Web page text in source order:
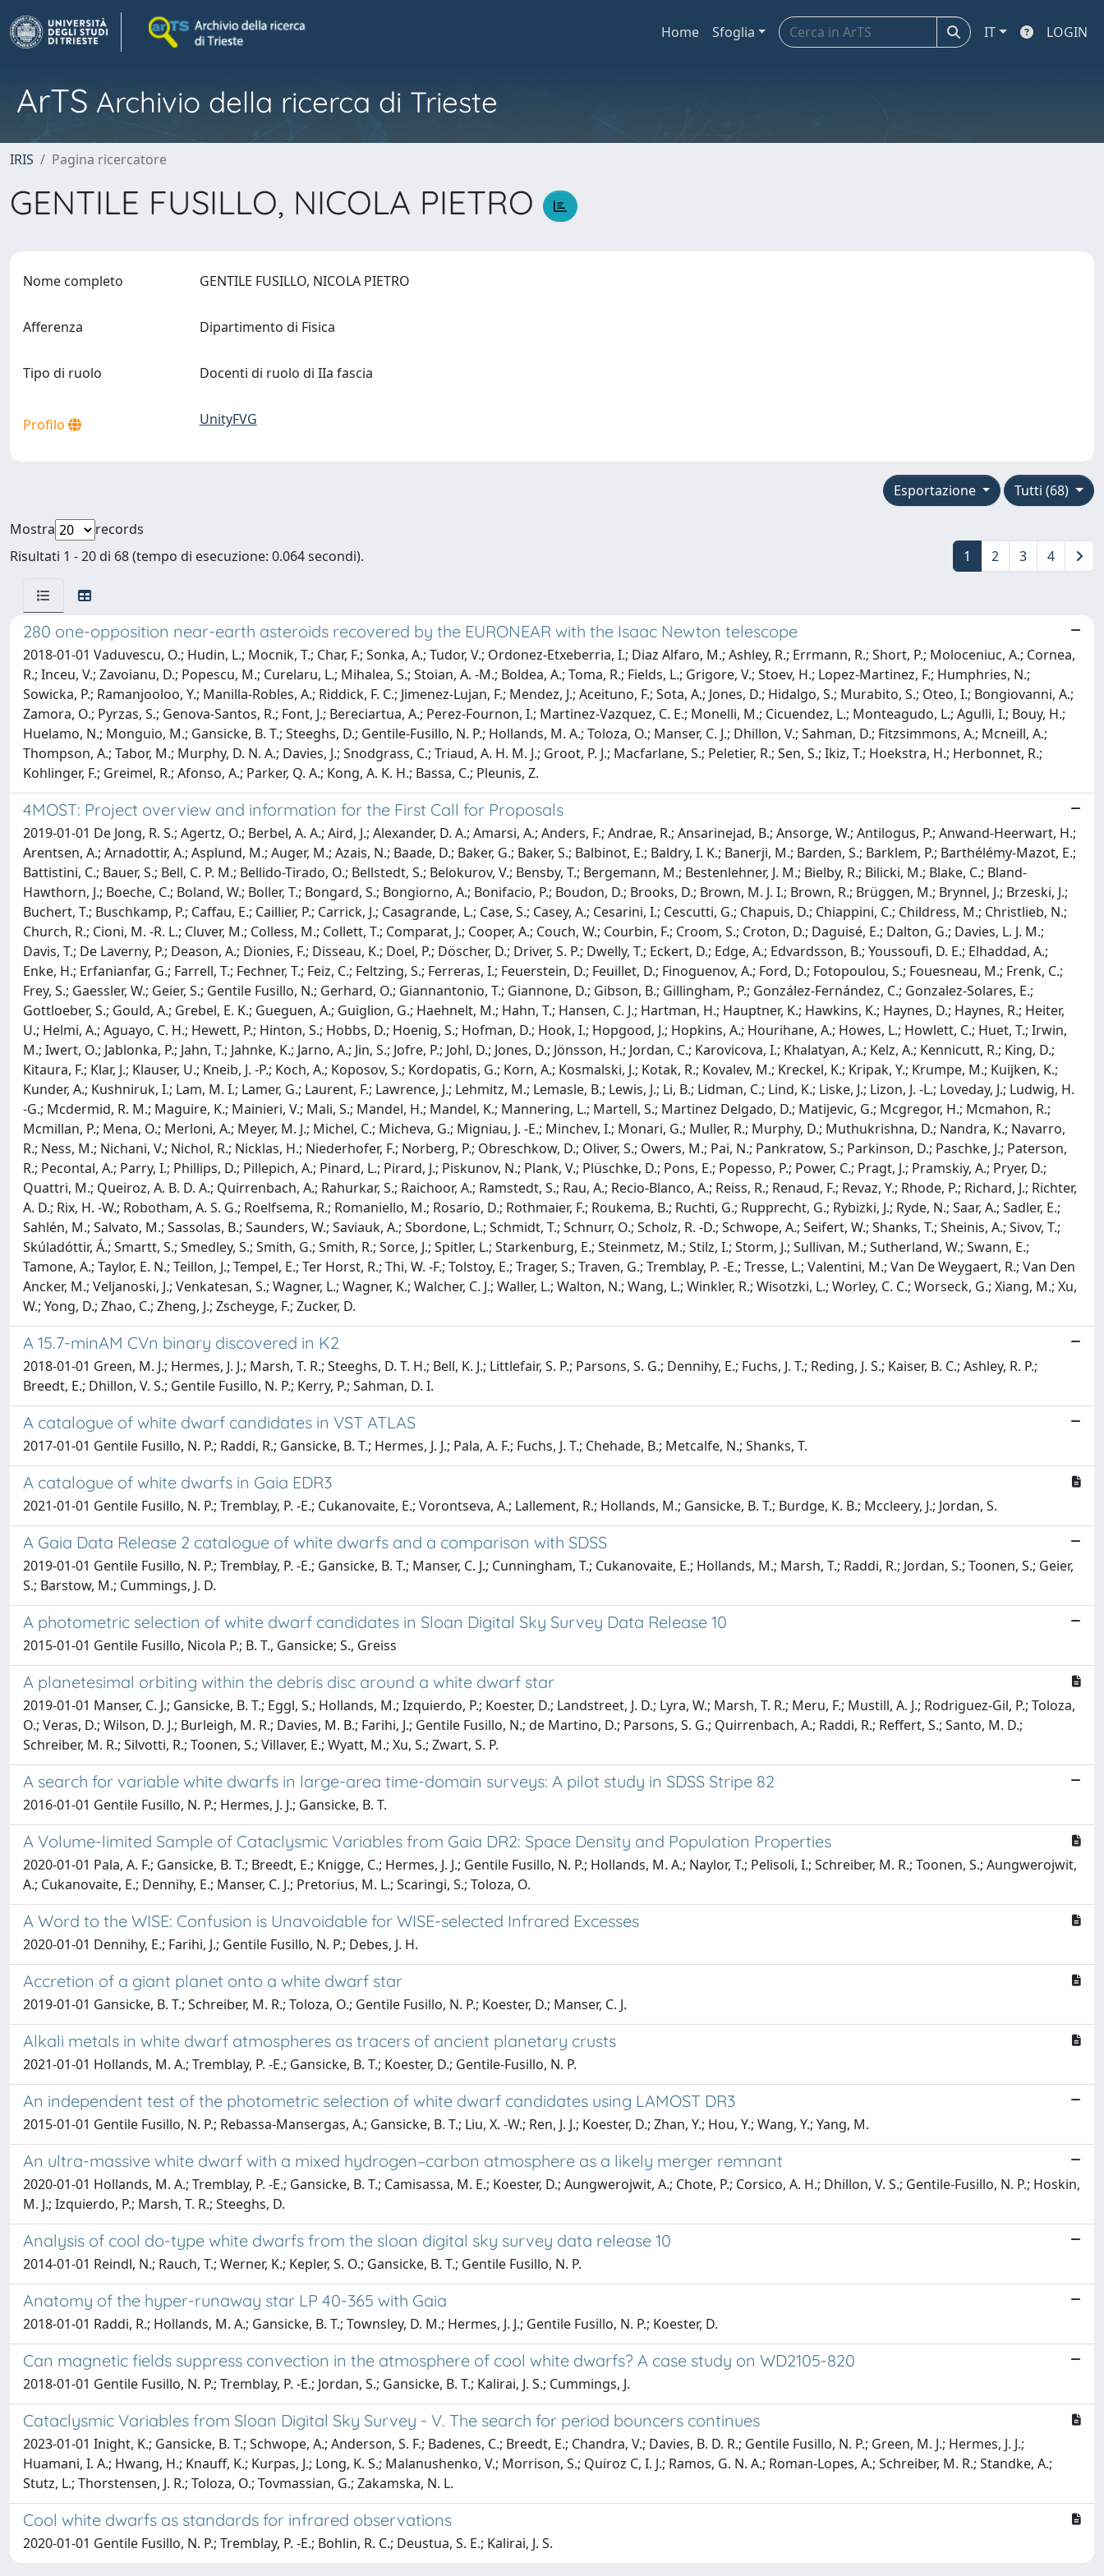
Home Sfoglia IT LOGIN
ArTS Archivio della ricerca di Trieste
IRIS Pagina ricercatore
GENTILE FUSILLO, NICOLA PIETRO
Nome completo GENTILE FUSILLO, NICOLA PIETRO
Afferenza Dipartimento di Fisica
Tipo di ruolo Docenti di ruolo di IIa fascia
Profilo UnityFVG
Tutti (68)
Esportazione
Mostra
records
Risultati 1 - 20 di 68 (tempo di esecuzione: 0.064 secondi).
1 2 3 4
280 one-opposition near-earth asteroids recovered by the EURONEAR with the Isaac Newton telescope
2018-01-01 Vaduvescu, O.; Hudin, L.; Mocnik, T.; Char, F.; Sonka, A.; Tudor, V.; Ordonez-Etxeberria, I.; Diaz Alfaro, M.; Ashley, R.; Errmann, R.; Short, P.; Moloceniuc, A.; Cornea,
R.; Inceu, V.; Zavoianu, D.; Popescu, M.; Curelaru, L.; Mihalea, S.; Stoian, A. -M.; Boldea, A.; Toma, R.; Fields, L.; Grigore, V.; Stoev, H.; Lopez-Martinez, F.; Humphries, N.;
Sowicka, P.; Ramanjooloo, Y.; Manilla-Robles, A.; Riddick, F. C.; Jimenez-Lujan, F.; Mendez, J.; Aceituno, F.; Sota, A.; Jones, D.; Hidalgo, S.; Murabito, S.; Oteo, I.; Bongiovanni, A.;
Zamora, O.; Pyrzas, S.; Genova-Santos, R.; Font, J.; Bereciartua, A.; Perez-Fournon, I.; Martinez-Vazquez, C. E.; Monelli, M.; Cicuendez, L.; Monteagudo, L.; Agulli, I.; Bouy, H.;
Huelamo, N.; Monguio, M.; Gansicke, B. T.; Steeghs, D.; Gentile-Fusillo, N. P.; Hollands, M. A.; Toloza, O.; Manser, C. J.; Dhillon, V.; Sahman, D.; Fitzsimmons, A.; Mcneill, A.;
Thompson, A.; Tabor, M.; Murphy, D. N. A.; Davies, J.; Snodgrass, C.; Triaud, A. H. M. J.; Groot, P. J.; Macfarlane, S.; Peletier, R.; Sen, S.; Ikiz, T.; Hoekstra, H.; Herbonnet, R.;
Kohlinger, F.; Greimel, R.; Afonso, A.; Parker, Q. A.; Kong, A. K. H.; Bassa, C.; Pleunis, Z.
4MOST: Project overview and information for the First Call for Proposals
2019-01-01 De Jong, R. S.; Agertz, O.; Berbel, A. A.; Aird, J.; Alexander, D. A.; Amarsi, A.; Anders, F.; Andrae, R.; Ansarinejad, B.; Ansorge, W.; Antilogus, P.; Anwand-Heerwart, H.;
Arentsen, A.; Arnadottir, A.; Asplund, M.; Auger, M.; Azais, N.; Baade, D.; Baker, G.; Baker, S.; Balbinot, E.; Baldry, I. K.; Banerji, M.; Barden, S.; Barklem, P.; Barthélémy-Mazot, E.;
Battistini, C.; Bauer, S.; Bell, C. P. M.; Bellido-Tirado, O.; Bellstedt, S.; Belokurov, V.; Bensby, T.; Bergemann, M.; Bestenlehner, J. M.; Bielby, R.; Bilicki, M.; Blake, C.; Bland-
Hawthorn, J.; Boeche, C.; Boland, W.; Boller, T.; Bongard, S.; Bongiorno, A.; Bonifacio, P.; Boudon, D.; Brooks, D.; Brown, M. J. I.; Brown, R.; Brüggen, M.; Brynnel, J.; Brzeski, J.;
Buchert, T.; Buschkamp, P.; Caffau, E.; Caillier, P.; Carrick, J.; Casagrande, L.; Case, S.; Casey, A.; Cesarini, I.; Cescutti, G.; Chapuis, D.; Chiappini, C.; Childress, M.; Christlieb, N.;
Church, R.; Cioni, M. -R. L.; Cluver, M.; Colless, M.; Collett, T.; Comparat, J.; Cooper, A.; Couch, W.; Courbin, F.; Croom, S.; Croton, D.; Daguisé, E.; Dalton, G.; Davies, L. J. M.;
Davis, T.; De Laverny, P.; Deason, A.; Dionies, F.; Disseau, K.; Doel, P.; Döscher, D.; Driver, S. P.; Dwelly, T.; Eckert, D.; Edge, A.; Edvardsson, B.; Youssoufi, D. E.; Elhaddad, A.;
Enke, H.; Erfanianfar, G.; Farrell, T.; Fechner, T.; Feiz, C.; Feltzing, S.; Ferreras, I.; Feuerstein, D.; Feuillet, D.; Finoguenov, A.; Ford, D.; Fotopoulou, S.; Fouesneau, M.; Frenk, C.;
Frey, S.; Gaessler, W.; Geier, S.; Gentile Fusillo, N.; Gerhard, O.; Giannantonio, T.; Giannone, D.; Gibson, B.; Gillingham, P.; González-Fernández, C.; Gonzalez-Solares, E.;
Gottloeber, S.; Gould, A.; Grebel, E. K.; Gueguen, A.; Guiglion, G.; Haehnelt, M.; Hahn, T.; Hansen, C. J.; Hartman, H.; Hauptner, K.; Hawkins, K.; Haynes, D.; Haynes, R.; Heiter,
U.; Helmi, A.; Aguayo, C. H.; Hewett, P.; Hinton, S.; Hobbs, D.; Hoenig, S.; Hofman, D.; Hook, I.; Hopgood, J.; Hopkins, A.; Hourihane, A.; Howes, L.; Howlett, C.; Huet, T.; Irwin,
M.; Iwert, O.; Jablonka, P.; Jahn, T.; Jahnke, K.; Jarno, A.; Jin, S.; Jofre, P.; Johl, D.; Jones, D.; Jönsson, H.; Jordan, C.; Karovicova, I.; Khalatyan, A.; Kelz, A.; Kennicutt, R.; King, D.;
Kitaura, F.; Klar, J.; Klauser, U.; Kneib, J. -P.; Koch, A.; Koposov, S.; Kordopatis, G.; Korn, A.; Kosmalski, J.; Kotak, R.; Kovalev, M.; Kreckel, K.; Kripak, Y.; Krumpe, M.; Kuijken, K.;
Kunder, A.; Kushniruk, I.; Lam, M. I.; Lamer, G.; Laurent, F.; Lawrence, J.; Lehmitz, M.; Lemasle, B.; Lewis, J.; Li, B.; Lidman, C.; Lind, K.; Liske, J.; Lizon, J. -L.; Loveday, J.; Ludwig, H.
-G.; Mcdermid, R. M.; Maguire, K.; Mainieri, V.; Mali, S.; Mandel, H.; Mandel, K.; Mannering, L.; Martell, S.; Martinez Delgado, D.; Matijevic, G.; Mcgregor, H.; Mcmahon, R.;
Mcmillan, P.; Mena, O.; Merloni, A.; Meyer, M. J.; Michel, C.; Micheva, G.; Migniau, J. -E.; Minchev, I.; Monari, G.; Muller, R.; Murphy, D.; Muthukrishna, D.; Nandra, K.; Navarro,
R.; Ness, M.; Nichani, V.; Nichol, R.; Nicklas, H.; Niederhofer, F.; Norberg, P.; Obreschkow, D.; Oliver, S.; Owers, M.; Pai, N.; Pankratow, S.; Parkinson, D.; Paschke, J.; Paterson,
R.; Pecontal, A.; Parry, I.; Phillips, D.; Pillepich, A.; Pinard, L.; Pirard, J.; Piskunov, N.; Plank, V.; Plüschke, D.; Pons, E.; Popesso, P.; Power, C.; Pragt, J.; Pramskiy, A.; Pryer, D.;
Quattri, M.; Queiroz, A. B. D. A.; Quirrenbach, A.; Rahurkar, S.; Raichoor, A.; Ramstedt, S.; Rau, A.; Recio-Blanco, A.; Reiss, R.; Renaud, F.; Revaz, Y.; Rhode, P.; Richard, J.; Richter,
A. D.; Rix, H. -W.; Robotham, A. S. G.; Roelfsema, R.; Romaniello, M.; Rosario, D.; Rothmaier, F.; Roukema, B.; Ruchti, G.; Rupprecht, G.; Rybizki, J.; Ryde, N.; Saar, A.; Sadler, E.;
Sahlén, M.; Salvato, M.; Sassolas, B.; Saunders, W.; Saviauk, A.; Sbordone, L.; Schmidt, T.; Schnurr, O.; Scholz, R. -D.; Schwope, A.; Seifert, W.; Shanks, T.; Sheinis, A.; Sivov, T.;
Skúladóttir, Á.; Smartt, S.; Smedley, S.; Smith, G.; Smith, R.; Sorce, J.; Spitler, L.; Starkenburg, E.; Steinmetz, M.; Stilz, I.; Storm, J.; Sullivan, M.; Sutherland, W.; Swann, E.;
Tamone, A.; Taylor, E. N.; Teillon, J.; Tempel, E.; Ter Horst, R.; Thi, W. -F.; Tolstoy, E.; Trager, S.; Traven, G.; Tremblay, P. -E.; Tresse, L.; Valentini, M.; Van De Weygaert, R.; Van Den
Ancker, M.; Veljanoski, J.; Venkatesan, S.; Wagner, L.; Wagner, K.; Walcher, C. J.; Waller, L.; Walton, N.; Wang, L.; Winkler, R.; Wisotzki, L.; Worley, C. C.; Worseck, G.; Xiang, M.; Xu,
W.; Yong, D.; Zhao, C.; Zheng, J.; Zscheyge, F.; Zucker, D.
A 15.7-minAM CVn binary discovered in K2
2018-01-01 Green, M. J.; Hermes, J. J.; Marsh, T. R.; Steeghs, D. T. H.; Bell, K. J.; Littlefair, S. P.; Parsons, S. G.; Dennihy, E.; Fuchs, J. T.; Reding, J. S.; Kaiser, B. C.; Ashley, R. P.;
Breedt, E.; Dhillon, V. S.; Gentile Fusillo, N. P.; Kerry, P.; Sahman, D. I.
A catalogue of white dwarf candidates in VST ATLAS
2017-01-01 Gentile Fusillo, N. P.; Raddi, R.; Gansicke, B. T.; Hermes, J. J.; Pala, A. F.; Fuchs, J. T.; Chehade, B.; Metcalfe, N.; Shanks, T.
A catalogue of white dwarfs in Gaia EDR3
2021-01-01 Gentile Fusillo, N. P.; Tremblay, P. -E.; Cukanovaite, E.; Vorontseva, A.; Lallement, R.; Hollands, M.; Gansicke, B. T.; Burdge, K. B.; Mccleery, J.; Jordan, S.
A Gaia Data Release 2 catalogue of white dwarfs and a comparison with SDSS
2019-01-01 Gentile Fusillo, N. P.; Tremblay, P. -E.; Gansicke, B. T.; Manser, C. J.; Cunningham, T.; Cukanovaite, E.; Hollands, M.; Marsh, T.; Raddi, R.; Jordan, S.; Toonen, S.; Geier,
S.; Barstow, M.; Cummings, J. D.
A photometric selection of white dwarf candidates in Sloan Digital Sky Survey Data Release 10
2015-01-01 Gentile Fusillo, Nicola P.; B. T., Gansicke; S., Greiss
A planetesimal orbiting within the debris disc around a white dwarf star
2019-01-01 Manser, C. J.; Gansicke, B. T.; Eggl, S.; Hollands, M.; Izquierdo, P.; Koester, D.; Landstreet, J. D.; Lyra, W.; Marsh, T. R.; Meru, F.; Mustill, A. J.; Rodriguez-Gil, P.; Toloza,
O.; Veras, D.; Wilson, D. J.; Burleigh, M. R.; Davies, M. B.; Farihi, J.; Gentile Fusillo, N.; de Martino, D.; Parsons, S. G.; Quirrenbach, A.; Raddi, R.; Reffert, S.; Santo, M. D.;
Schreiber, M. R.; Silvotti, R.; Toonen, S.; Villaver, E.; Wyatt, M.; Xu, S.; Zwart, S. P.
A search for variable white dwarfs in large-area time-domain surveys: A pilot study in SDSS Stripe 82
2016-01-01 Gentile Fusillo, N. P.; Hermes, J. J.; Gansicke, B. T.
A Volume-limited Sample of Cataclysmic Variables from Gaia DR2: Space Density and Population Properties
2020-01-01 Pala, A. F.; Gansicke, B. T.; Breedt, E.; Knigge, C.; Hermes, J. J.; Gentile Fusillo, N. P.; Hollands, M. A.; Naylor, T.; Pelisoli, I.; Schreiber, M. R.; Toonen, S.; Aungwerojwit,
A.; Cukanovaite, E.; Dennihy, E.; Manser, C. J.; Pretorius, M. L.; Scaringi, S.; Toloza, O.
A Word to the WISE: Confusion is Unavoidable for WISE-selected Infrared Excesses
2020-01-01 Dennihy, E.; Farihi, J.; Gentile Fusillo, N. P.; Debes, J. H.
Accretion of a giant planet onto a white dwarf star
2019-01-01 Gansicke, B. T.; Schreiber, M. R.; Toloza, O.; Gentile Fusillo, N. P.; Koester, D.; Manser, C. J.
Alkali metals in white dwarf atmospheres as tracers of ancient planetary crusts
2021-01-01 Hollands, M. A.; Tremblay, P. -E.; Gansicke, B. T.; Koester, D.; Gentile-Fusillo, N. P.
An independent test of the photometric selection of white dwarf candidates using LAMOST DR3
2015-01-01 Gentile Fusillo, N. P.; Rebassa-Mansergas, A.; Gansicke, B. T.; Liu, X. -W.; Ren, J. J.; Koester, D.; Zhan, Y.; Hou, Y.; Wang, Y.; Yang, M.
An ultra-massive white dwarf with a mixed hydrogen–carbon atmosphere as a likely merger remnant
2020-01-01 Hollands, M. A.; Tremblay, P. -E.; Gansicke, B. T.; Camisassa, M. E.; Koester, D.; Aungwerojwit, A.; Chote, P.; Corsico, A. H.; Dhillon, V. S.; Gentile-Fusillo, N. P.; Hoskin,
M. J.; Izquierdo, P.; Marsh, T. R.; Steeghs, D.
Analysis of cool do-type white dwarfs from the sloan digital sky survey data release 10
2014-01-01 Reindl, N.; Rauch, T.; Werner, K.; Kepler, S. O.; Gansicke, B. T.; Gentile Fusillo, N. P.
Anatomy of the hyper-runaway star LP 40-365 with Gaia
2018-01-01 Raddi, R.; Hollands, M. A.; Gansicke, B. T.; Townsley, D. M.; Hermes, J. J.; Gentile Fusillo, N. P.; Koester, D.
Can magnetic fields suppress convection in the atmosphere of cool white dwarfs? A case study on WD2105-820
2018-01-01 Gentile Fusillo, N. P.; Tremblay, P. -E.; Jordan, S.; Gansicke, B. T.; Kalirai, J. S.; Cummings, J.
Cataclysmic Variables from Sloan Digital Sky Survey - V. The search for period bouncers continues
2023-01-01 Inight, K.; Gansicke, B. T.; Schwope, A.; Anderson, S. F.; Badenes, C.; Breedt, E.; Chandra, V.; Davies, B. D. R.; Gentile Fusillo, N. P.; Green, M. J.; Hermes, J. J.;
Huamani, I. A.; Hwang, H.; Knauff, K.; Kurpas, J.; Long, K. S.; Malanushenko, V.; Morrison, S.; Quiroz C, I. J.; Ramos, G. N. A.; Roman-Lopes, A.; Schreiber, M. R.; Standke, A.;
Stutz, L.; Thorstensen, J. R.; Toloza, O.; Tovmassian, G.; Zakamska, N. L.
Cool white dwarfs as standards for infrared observations
2020-01-01 Gentile Fusillo, N. P.; Tremblay, P. -E.; Bohlin, R. C.; Deustua, S. E.; Kalirai, J. S.